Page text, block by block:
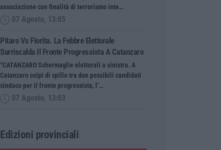
associazione con finalità di terrorismo inte…
07 Agosto, 13:05
Pitaro Vs Fiorita. La Febbre Elettorale
Surriscalda Il Fronte Progressista A Catanzaro
“CATANZARO Schermaglie elettorali a sinistra. A
Catanzaro colpi di spillo tra due possibili candidati
sindaco per il fronte progressista, l’…
07 Agosto, 13:03
Edizioni provinciali